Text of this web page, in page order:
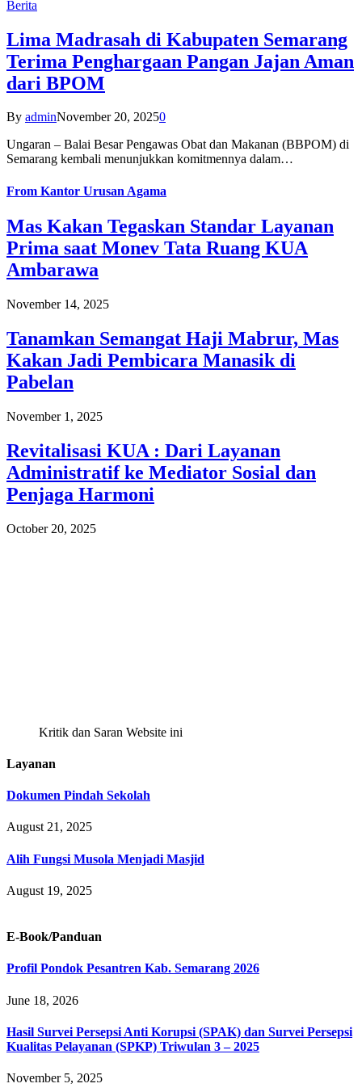
Berita
Lima Madrasah di Kabupaten Semarang
Terima Penghargaan Pangan Jajan Aman
dari BPOM
By adminNovember 20, 20250
Ungaran – Balai Besar Pengawas Obat dan Makanan (BBPOM) di
Semarang kembali menunjukkan komitmennya dalam…
From Kantor Urusan Agama
Mas Kakan Tegaskan Standar Layanan
Prima saat Monev Tata Ruang KUA
Ambarawa
November 14, 2025
Tanamkan Semangat Haji Mabrur, Mas
Kakan Jadi Pembicara Manasik di
Pabelan
November 1, 2025
Revitalisasi KUA : Dari Layanan
Administratif ke Mediator Sosial dan
Penjaga Harmoni
October 20, 2025
Kritik dan Saran Website ini
Layanan
Dokumen Pindah Sekolah
August 21, 2025
Alih Fungsi Musola Menjadi Masjid
August 19, 2025
E-Book/Panduan
Profil Pondok Pesantren Kab. Semarang 2026
June 18, 2026
Hasil Survei Persepsi Anti Korupsi (SPAK) dan Survei Persepsi
Kualitas Pelayanan (SPKP) Triwulan 3 – 2025
November 5, 2025